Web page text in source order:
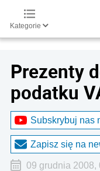
Kategorie
Prezenty
podatku
Subskrybuj nas
Zapisz się na
09 grudnia 2008,